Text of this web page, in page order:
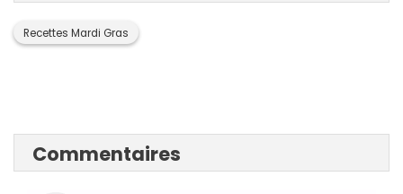
Recettes Mardi Gras
Commentaires